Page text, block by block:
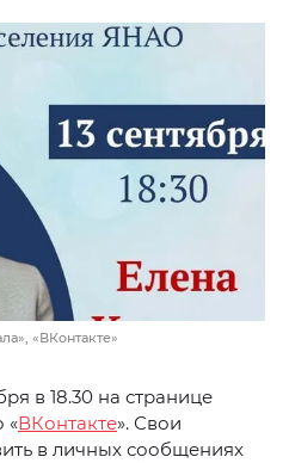
«ВКонтакте»
в 18.30 на странице
«ВКонтакте». Свои
в личных сообщениях